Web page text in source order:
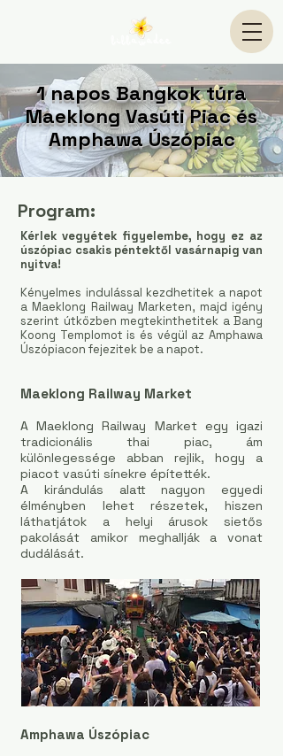
1 napos Bangkok túra
Maeklong Vasúti Piac és
Amphawa Úszópiac
Program:
Kérlek vegyétek figyelembe, hogy ez az
úszópiac csakis péntektől vasárnapig van
nyitva!
Kényelmes indulással kezdhetitek a napot
a Maeklong Railway Marketen, majd igény
szerint útközben megtekinthetitek a Bang
Koong Templomot is és végül az Amphawa
Úszópiacon fejezitek be a napot.
Maeklong Railway Market
A Maeklong Railway Market egy igazi
tradicionális thai piac, ám
különlegessége abban rejlik, hogy a
piacot vasúti sínekre építették.
A kirándulás alatt nagyon egyedi
élményben lehet részetek, hiszen
láthatjátok a helyi árusok sietős
pakolását amikor meghallják a vonat
dudálását.
Amphawa Úszópiac